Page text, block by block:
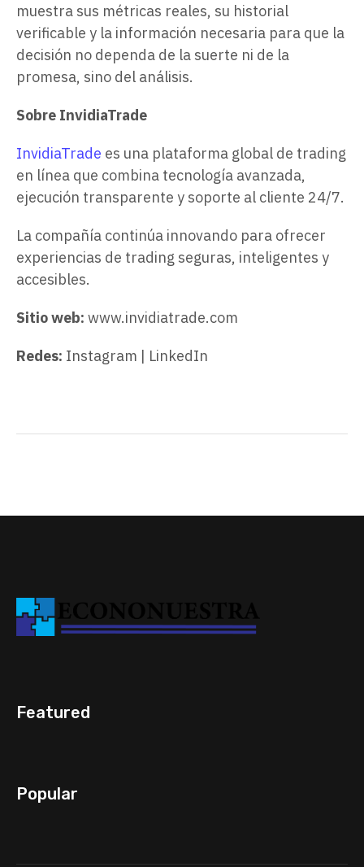
muestra sus métricas reales, su historial
verificable y la información necesaria para que la
decisión no dependa de la suerte ni de la
promesa, sino del análisis.
Sobre InvidiaTrade
InvidiaTrade es una plataforma global de trading
en línea que combina tecnología avanzada,
ejecución transparente y soporte al cliente 24/7.
La compañía continúa innovando para ofrecer
experiencias de trading seguras, inteligentes y
accesibles.
Sitio web: www.invidiatrade.com
Redes: Instagram | LinkedIn
Featured
Popular